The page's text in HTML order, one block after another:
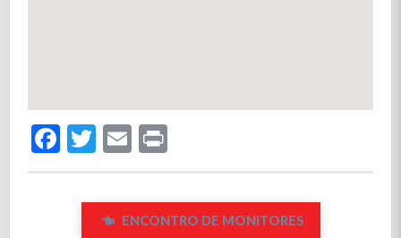
Facebook
Twitter
Email
ENCONTRO DE MONITORES